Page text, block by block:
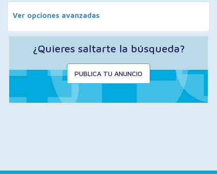
Ver opciones avanzadas
¿Quieres saltarte la búsqueda?
PUBLICA TU ANUNCIO